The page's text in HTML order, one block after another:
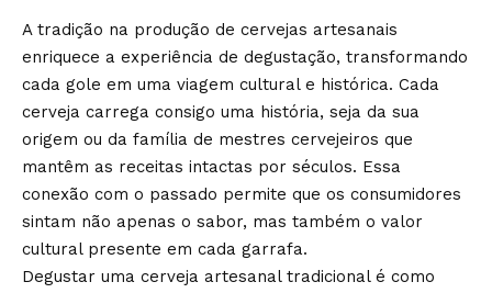
A tradição na produção de cervejas artesanais
enriquece a experiência de degustação, transformando
cada gole em uma viagem cultural e histórica. Cada
cerveja carrega consigo uma história, seja da sua
origem ou da família de mestres cervejeiros que
mantêm as receitas intactas por séculos. Essa
conexão com o passado permite que os consumidores
sintam não apenas o sabor, mas também o valor
cultural presente em cada garrafa.
Degustar uma cerveja artesanal tradicional é como